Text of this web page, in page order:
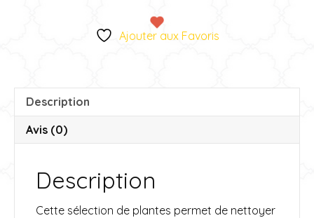
r
t
Ajouter aux Favoris
Description
Avis (0)
Description
Cette sélection de plantes permet de nettoyer